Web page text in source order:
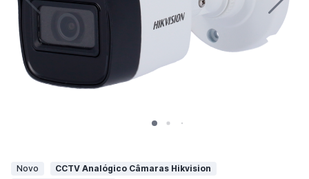
Novo
CCTV Analógico Câmaras Hikvision